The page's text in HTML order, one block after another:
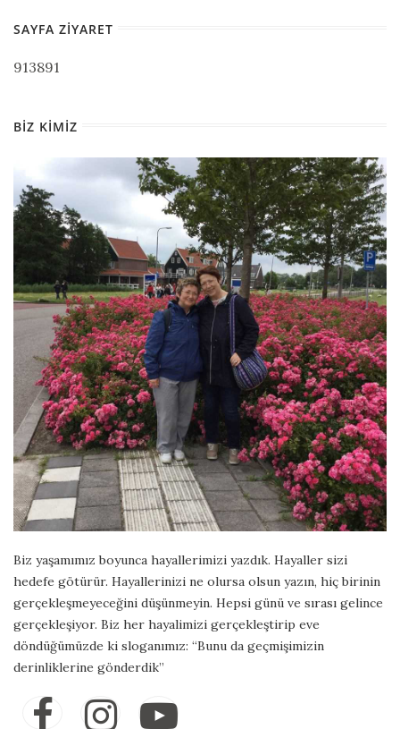
SAYFA ZIYARET
913891
BIZ KIMIZ
Biz yaşamımız boyunca hayallerimizi yazdık. Hayaller sizi
hedefe götürür. Hayallerinizi ne olursa olsun yazın, hiç birinin
gerçekleşmeyeceğini düşünmeyin. Hepsi günü ve sırası gelince
gerçekleşiyor. Biz her hayalimizi gerçekleştirip eve
döndüğümüzde ki sloganımız: “Bunu da geçmişimizin
derinliklerine gönderdik”